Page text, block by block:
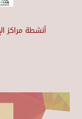
أنشطة مراكز